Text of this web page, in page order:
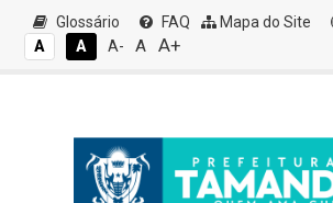
Glossário FAQ Mapa do Site
A
A A- A A+